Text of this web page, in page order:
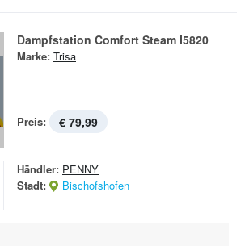
Dampfstation Comfort Steam I5820
Marke: Trisa
Preis: € 79,99
Händler: PENNY
Stadt:
Bischofshofen